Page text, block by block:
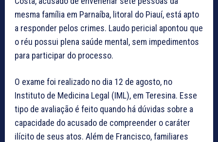
mesma família em Parnaíba, litoral do Piauí, está apto
a responder pelos crimes. Laudo pericial apontou que
o réu possui plena saúde mental, sem impedimentos
para participar do processo.
O exame foi realizado no dia 12 de agosto, no
Instituto de Medicina Legal (IML), em Teresina. Esse
tipo de avaliação é feito quando há dúvidas sobre a
capacidade do acusado de compreender o caráter
ilícito de seus atos. Além de Francisco, familiares